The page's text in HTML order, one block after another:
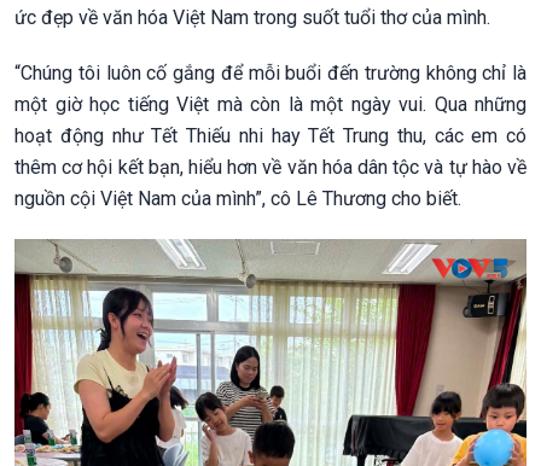
ức đẹp về văn hóa Việt Nam trong suốt tuổi thơ của mình.
“Chúng tôi luôn cố gắng để mỗi buổi đến trường không chỉ là
một giờ học tiếng Việt mà còn là một ngày vui. Qua những
hoạt động như Tết Thiếu nhi hay Tết Trung thu, các em có
thêm cơ hội kết bạn, hiểu hơn về văn hóa dân tộc và tự hào về
nguồn cội Việt Nam của mình”, cô Lê Thương cho biết.